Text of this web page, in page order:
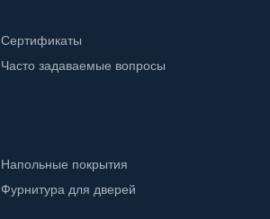
Сертификаты
Часто задаваемые вопросы
Напольные покрытия
Фурнитура для дверей